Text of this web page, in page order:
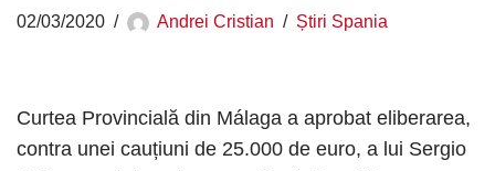
02/03/2020 Andrei Cristian Știri Spania
Curtea Provincială din Málaga a aprobat eliberarea,
contra unei cauțiuni de 25.000 de euro, a lui Sergio